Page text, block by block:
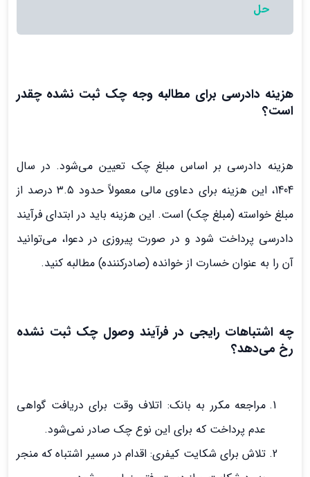
حل
هزینه دادرسی برای مطالبه وجه چک ثبت نشده چقدر
است؟
هزینه دادرسی بر اساس مبلغ چک تعیین می‌شود. در سال
1404، این هزینه برای دعاوی مالی معمولاً حدود ۳.۵ درصد از
مبلغ خواسته (مبلغ چک) است. این هزینه باید در ابتدای فرآیند
دادرسی پرداخت شود و در صورت پیروزی در دعوا، می‌توانید
آن را به عنوان خسارت از خوانده (صادرکننده) مطالبه کنید.
چه اشتباهات رایجی در فرآیند وصول چک ثبت نشده
رخ می‌دهد؟
مراجعه مکرر به بانک: اتلاف وقت برای دریافت گواهی
عدم پرداخت که برای این نوع چک صادر نمی‌شود.
تلاش برای شکایت کیفری: اقدام در مسیر اشتباه که منجر